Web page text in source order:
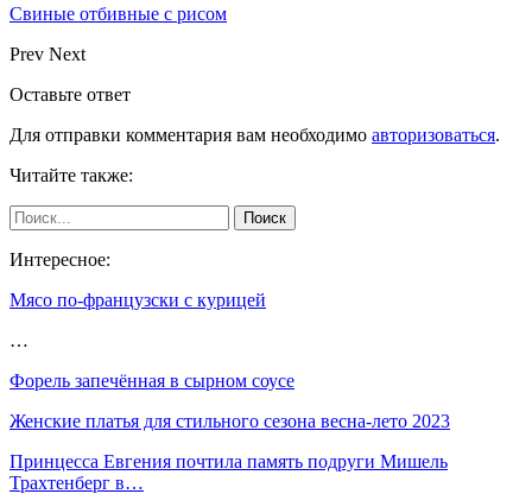
Свиные отбивные с рисом
Prev Next
Оставьте ответ
Для отправки комментария вам необходимо авторизоваться.
Читайте также:
Интересное:
Мясо по-французски с курицей
…
Форель запечённая в сырном соусе
Женские платья для стильного сезона весна-лето 2023
Принцесса Евгения почтила память подруги Мишель
Трахтенберг в…